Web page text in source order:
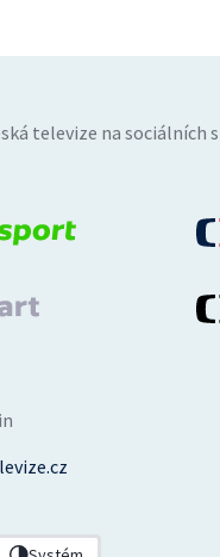
televize na sociálních